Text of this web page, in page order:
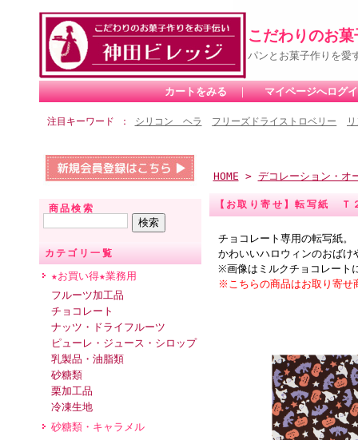
こだわりのお
パンとお菓子作りを愛
カートをみる ｜ マイページへログ
注目キーワード シリコン ヘラ フリーズドライストロベリー
商品検索
カテゴリ一覧
★お買い得★業務用
フルーツ加工品
チョコレート
ナッツ・ドライフルーツ
ピューレ・ジュース・シロップ
乳製品・油脂類
砂糖類
栗加工品
冷凍生地
砂糖類・キャラメル
HOME > デコレーション・オ
【お取り寄せ】転写紙
チョコレート専用の転写紙。
かわいいハロウィンのおばけ
※画像はミルクチョコレート
※こちらの商品はお取り寄せ